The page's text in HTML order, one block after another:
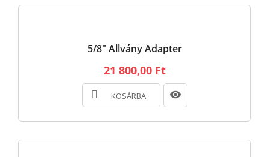
5/8" Állvány Adapter
21 800,00 Ft
KOSÁRBA